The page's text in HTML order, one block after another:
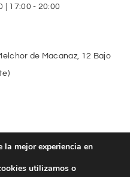
| 17:00 - 20:00
de Macanaz, 12 Bajo
Lolitas Moda
mejor experiencia en
utilizamos o